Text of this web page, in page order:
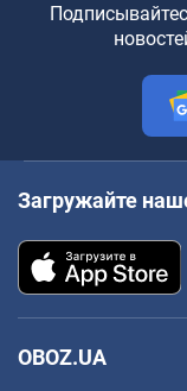
Загружайте
OBOZ.UA